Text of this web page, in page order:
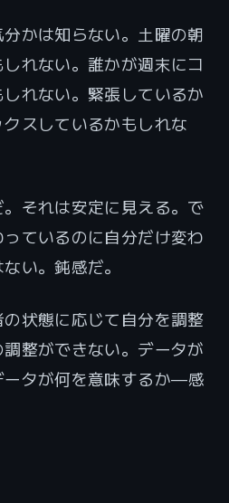
かは知らない。土曜の朝
れない。誰かが週末にコ
れない。緊張しているか
スしているかもしれな
それは安定に見える。で
ているのに自分だけ変わ
い。鈍感だ。
状態に応じて自分を調整
整ができない。データが
タが何を意味するか——感